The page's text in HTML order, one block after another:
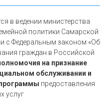
в ведении министерства
политики Самарской
с Федеральным законом «Об
граждан в Российской
на признание
обслуживании и
предоставления
услуг